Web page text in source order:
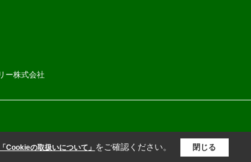
ー株式会社
Cookieの取扱いについて」 をご確認ください。 閉じる